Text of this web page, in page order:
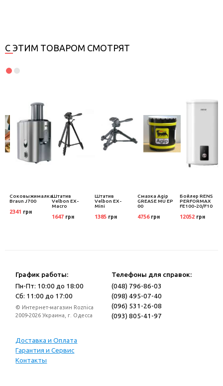
С ЭТИМ ТОВАРОМ СМОТРЯТ
Соковыжималка
Braun J700
2341 грн
Штатив
Velbon EX-
Macro
1647 грн
Штатив
Velbon EX-
Mini
1385 грн
Смазка Agip
GREASE MU EP
00
4756 грн
Бойлер RENS
PERFORMAX
FE100-20/F10
12052 грн
График работы:
Пн-Пт: 10:00 до 18:00
Сб: 11:00 до 17:00
© Интернет-магазин Roznica
2009-2026 Украина, г. Одесса
Телефоны для справок:
(048) 796-86-03
(098) 495-07-40
(096) 531-26-08
(093) 805-41-97
Доставка и Оплата
Гарантия и Сервис
Контакты